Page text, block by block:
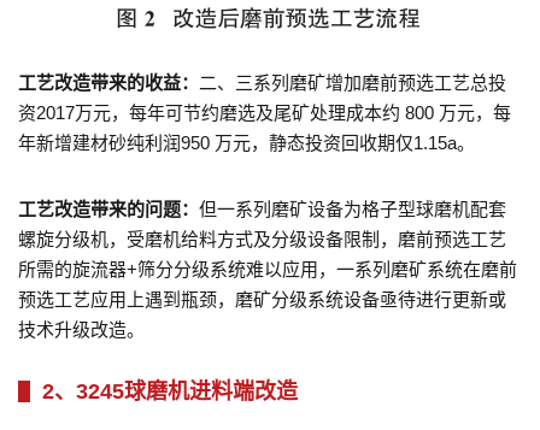
工艺改造带来的收益： 二、三系列磨矿增加磨前预选工艺总投
资2017万元，每年可节约磨选及尾矿处理成本约 800 万元，每
年新增建材砂纯利润950 万元，静态投资回收期仅1.15a。
工艺改造带来的问题： 但一系列磨矿设备为格子型球磨机配套
螺旋分级机，受磨机给料方式及分级设备限制，磨前预选工艺
所需的旋流器+筛分分级系统难以应用，一系列磨矿系统在磨前
预选工艺应用上遇到瓶颈，磨矿分级系统设备亟待进行更新或
技术升级改造。
2、3245球磨机进料端改造